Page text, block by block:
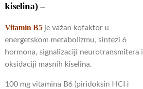
kiselina) –
Vitamin B5 je važan kofaktor u
energetskom metabolizmu, sintezi 6
hormona, signalizaciji neurotransmitera i
oksidaciji masnih kiselina.
100 mg vitamina B6 (piridoksin HCI i